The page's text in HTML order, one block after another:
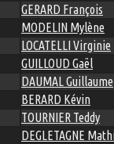
GERARD François
MODELIN Mylène
LOCATELLI Virginie
GUILLOUD Gaël
DAUMAL Guillaume
BERARD Kévin
TOURNIER Teddy
DEGLETAGNE